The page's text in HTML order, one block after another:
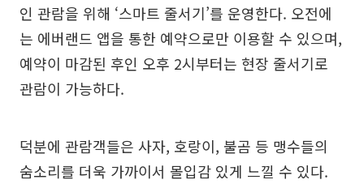
인 관람을 위해 ‘스마트 줄서기’를 운영한다. 오전에
는 에버랜드 앱을 통한 예약으로만 이용할 수 있으며,
예약이 마감된 후인 오후 2시부터는 현장 줄서기로
관람이 가능하다.
덕분에 관람객들은 사자, 호랑이, 불곰 등 맹수들의
숨소리를 더욱 가까이서 몰입감 있게 느낄 수 있다.